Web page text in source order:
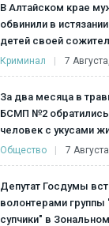
В Алтайском крае
обвинили в
детей своей
Криминал 7
За два месяца в
БСМП №2
человек с укусами
Общество 7
Депутат Госдумы
волонтерами
супчики" в